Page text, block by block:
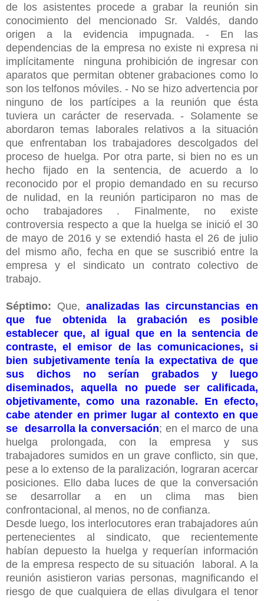
de los asistentes procede a grabar la reunión sin
conocimiento del mencionado Sr. Valdés, dando
origen a la evidencia impugnada. - En las
dependencias de la empresa no existe ni expresa ni
implícitamente ninguna prohibición de ingresar con
aparatos que permitan obtener grabaciones como lo
son los telfonos móviles. - No se hizo advertencia por
ninguno de los partícipes a la reunión que ésta
tuviera un carácter de reservada. - Solamente se
abordaron temas laborales relativos a la situación
que enfrentaban los trabajadores descolgados del
proceso de huelga. Por otra parte, si bien no es un
hecho fijado en la sentencia, de acuerdo a lo
reconocido por el propio demandado en su recurso
de nulidad, en la reunión participaron no mas de
ocho trabajadores . Finalmente, no existe
controversia respecto a que la huelga se inició el 30
de mayo de 2016 y se extendió hasta el 26 de julio
del mismo año, fecha en que se suscribió entre la
empresa y el sindicato un contrato colectivo de
trabajo.
Séptimo: Que, analizadas las circunstancias en
que fue obtenida la grabación es posible
establecer que, al igual que en la sentencia de
contraste, el emisor de las comunicaciones, si
bien subjetivamente tenía la expectativa de que
sus dichos no serían grabados y luego
diseminados, aquella no puede ser calificada,
objetivamente, como una razonable. En efecto,
cabe atender en primer lugar al contexto en que
se desarrolla la conversación; en el marco de una
huelga prolongada, con la empresa y sus
trabajadores sumidos en un grave conflicto, sin que,
pese a lo extenso de la paralización, lograran acercar
posiciones. Ello daba luces de que la conversación
se desarrollar a en un clima mas bien
confrontacional, al menos, no de confianza.
Desde luego, los interlocutores eran trabajadores aún
pertenecientes al sindicato, que recientemente
habían depuesto la huelga y requerían información
de la empresa respecto de su situación laboral. A la
reunión asistieron varias personas, magnificando el
riesgo de que cualquiera de ellas divulgara el tenor